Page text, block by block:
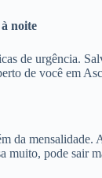
noite
de urgência.
de você em
da mensalidade.
muito, pode sair